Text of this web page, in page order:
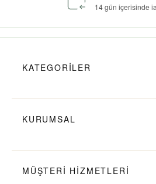
14 gün içerisinde
KATEGORİLER
KURUMSAL
MÜŞTERİ HİZMETLERİ